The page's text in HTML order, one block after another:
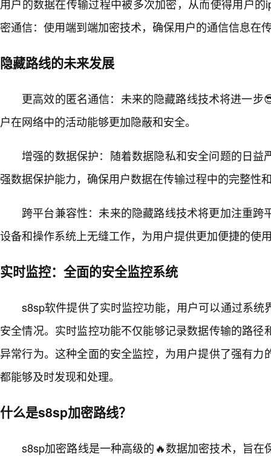
用户的数据在传输过程中被多次加密，从而使得用户
密通信：使用端到端加密技术，确保用户的通信信息在
隐藏路线的未来发展
更高效的匿名通信：未来的隐藏路线技术将进一步
户在网络中的活动能够更加隐蔽和安全。
增强的数据保护：随着数据隐私和安全问题的日益
强数据保护能力，确保用户数据在传输过程中的完整性
跨平台兼容性：未来的隐藏路线技术将更加注重跨
设备和操作系统上无缝工作，为用户提供更加便捷的使
实时监控：全面的安全监控系统
s8sp软件提供了实时监控功能，用户可以通过系统
安全情况。实时监控功能不仅能够记录数据传输的路径
异常行为。这种全面的安全监控，为用户提供了强有力
都能够及时发现和处理。
什么是s8sp加密路线？
s8sp加密路线是一种高级的🔥数据加密技术，旨在